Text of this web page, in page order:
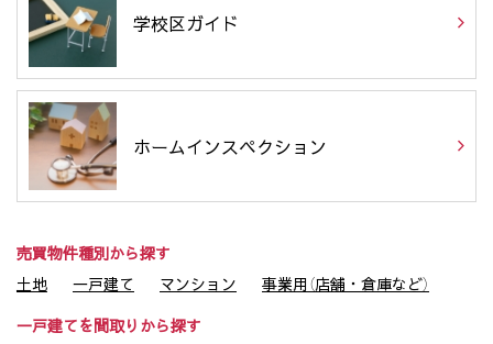
学校区ガイド
ホームインスペクション
売買物件種別から探す
土地
一戸建て マンション
事業用（店舗・倉庫など）
一戸建てを間取りから探す